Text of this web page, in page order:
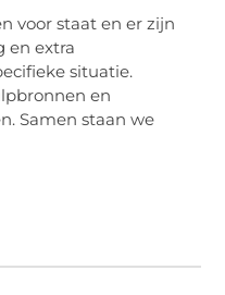
voor staat en er zijn
en extra
situatie.
en
Samen staan we